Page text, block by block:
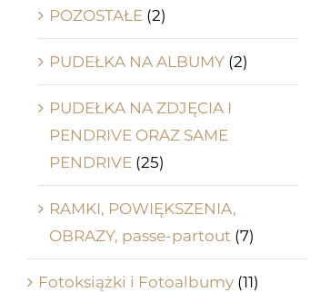
POZOSTAŁE (2)
PUDEŁKA NA ALBUMY (2)
PUDEŁKA NA ZDJĘCIA I
PENDRIVE ORAZ SAME
PENDRIVE (25)
RAMKI, POWIĘKSZENIA,
OBRAZY, passe-partout (7)
Fotoksiążki i Fotoalbumy (11)